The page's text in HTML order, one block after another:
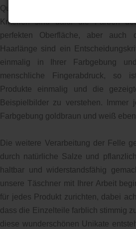
Qualität und Ihrem Aussehen
Kriterien sind dafür die Farben
perfekten Oberfläche, aber
Haarlänge sind ein
einmalig in Ihrer Farbgebung
menschliche Fingerabdruck, so
Produkte einmalig und die
Beispielbilder zu verstehen. Immer
Farbgebung goldbraun und weiß eben
Die weitere Verarbeitung der Felle
durch natürliche Salze und
haltbar und widerstandsfähig
unsere Täschner mit Ihrer Arbeit
für jedes Produkt zurichten, dabei
dass die Einzelteile farblich stimmig
diese wunderschönen Unikate